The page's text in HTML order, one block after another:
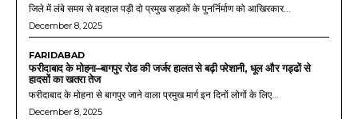
जिले में लंबे समय से बदहाल पड़ी दो प्रमुख सड़कों के पुनर्निर्माण को आखिरकार...
December 8, 2025
FARIDABAD
फरीदाबाद के मोहना–बागपुर रोड की जर्जर हालत से बढ़ी परेशानी, धूल और गड्ढों से
हादसों का खतरा तेज
फरीदाबाद के मोहना से बागपुर जाने वाला प्रमुख मार्ग इन दिनों लोगों के लिए...
December 8, 2025